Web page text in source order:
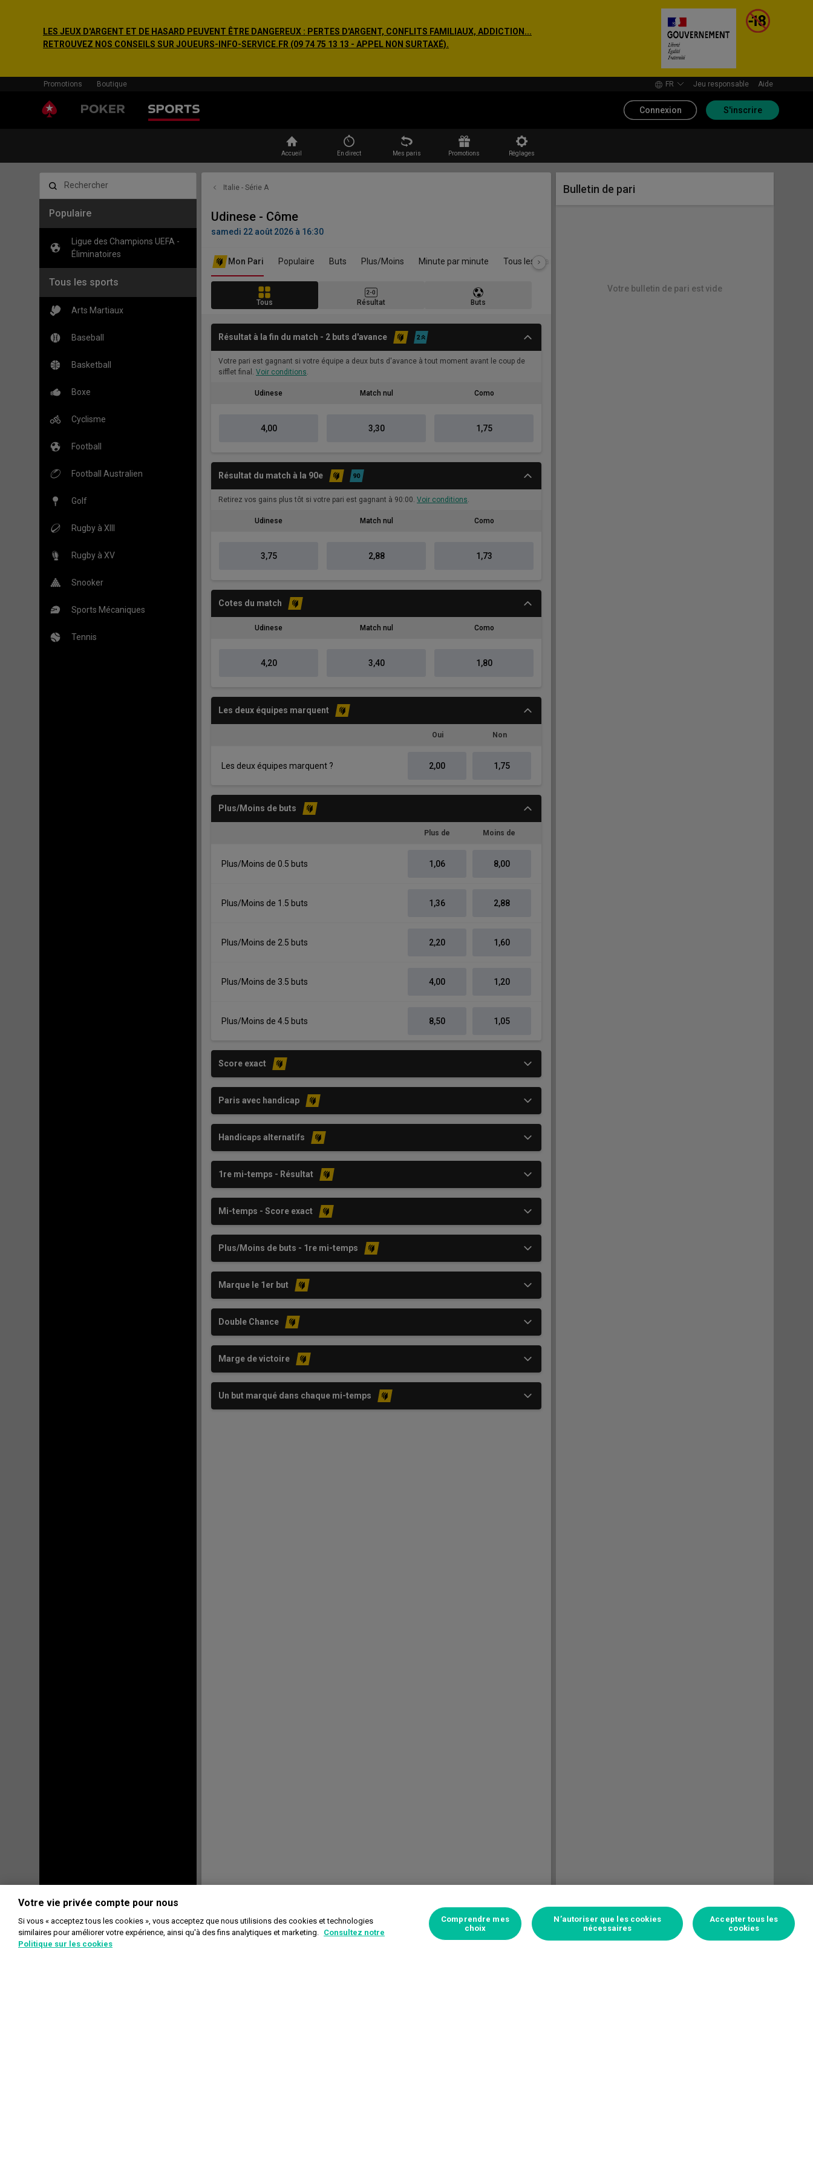
LES JEUX D'ARGENT ET DE HASARD PEUVENT ÊTRE DANGEREUX : PERTES D'ARGENT, CONFLITS FAMILIAUX, ADDICTION...
RETROUVEZ NOS CONSEILS SUR JOUEURS-INFO-SERVICE.FR (09 74 75 13 13 - APPEL NON SURTAXÉ).
Promotions Boutique FR Jeu responsable Aide
Connexion S'inscrire
Accueil En direct Mes paris Promotions Réglages
Rechercher
Populaire
Ligue des Champions UEFA -
Éliminatoires
Tous les sports
Arts Martiaux
Baseball
Basketball
Boxe
Cyclisme
Football
Football Australien
Golf
Rugby à XIII
Rugby à XV
Snooker
Sports Mécaniques
Tennis
Italie - Série A
Udinese - Côme
samedi 22 août 2026 à 16:30
Mon Pari Populaire Buts Plus/Moins Minute par minute Tous les marchés
Tous Résultat Buts
Résultat à la fin du match - 2 buts d'avance
Votre pari est gagnant si votre équipe a deux buts d'avance à tout moment avant le coup de
sifflet final. Voir conditions.
Udinese Match nul Como
4,00 3,30 1,75
Résultat du match à la 90e
Retirez vos gains plus tôt si votre pari est gagnant à 90:00. Voir conditions.
Udinese Match nul Como
3,75 2,88 1,73
Cotes du match
Udinese Match nul Como
4,20 3,40 1,80
Les deux équipes marquent
Oui Non
Les deux équipes marquent ? 2,00 1,75
Plus/Moins de buts
Plus de Moins de
Plus/Moins de 0.5 buts 1,06 8,00
Plus/Moins de 1.5 buts 1,36 2,88
Plus/Moins de 2.5 buts 2,20 1,60
Plus/Moins de 3.5 buts 4,00 1,20
Plus/Moins de 4.5 buts 8,50 1,05
Score exact
Paris avec handicap
Handicaps alternatifs
1re mi-temps - Résultat
Mi-temps - Score exact
Plus/Moins de buts - 1re mi-temps
Marque le 1er but
Double Chance
Marge de victoire
Un but marqué dans chaque mi-temps
Bulletin de pari
Votre bulletin de pari est vide
Connectez-vous pour parier
Votre vie privée compte pour nous
Si vous « acceptez tous les cookies », vous acceptez que nous utilisions des cookies et technologies
similaires pour améliorer votre expérience, ainsi qu'à des fins analytiques et marketing. Consultez notre
Politique sur les cookies
Comprendre mes
choix
N’autoriser que les cookies
nécessaires
Accepter tous les
cookies